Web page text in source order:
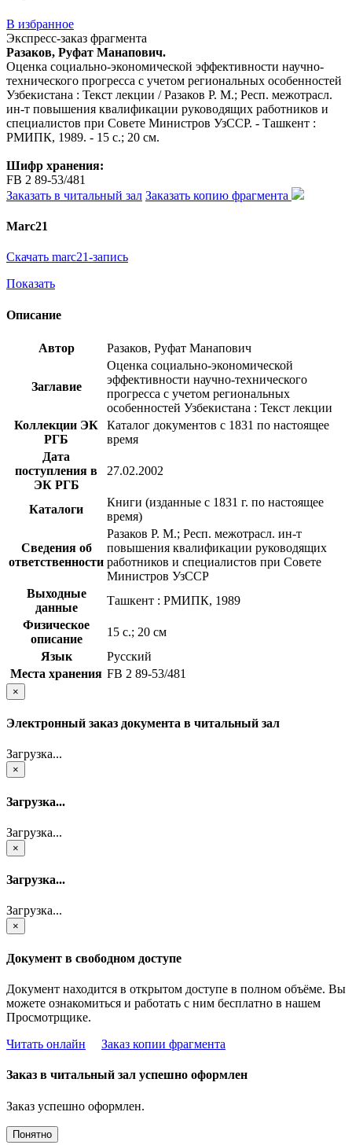
В избранное
Экспресс-заказ фрагмента
Разаков, Руфат Манапович.
Оценка социально-экономической эффективности научно-
технического прогресса с учетом региональных особенностей
Узбекистана : Текст лекции / Разаков Р. М.; Респ. межотрасл.
ин-т повышения квалификации руководящих работников и
специалистов при Совете Министров УзССР. - Ташкент :
РМИПК, 1989. - 15 с.; 20 см.
Шифр хранения:
FB 2 89-53/481
Заказать в читальный зал Заказать копию фрагмента
Marc21
Скачать marc21-запись
Показать
Описание
Автор Разаков, Руфат Манапович
Заглавие
Оценка социально-экономической
эффективности научно-технического
прогресса с учетом региональных
особенностей Узбекистана : Текст лекции
Коллекции ЭК
РГБ
Каталог документов с 1831 по настоящее
время
Дата
поступления в
ЭК РГБ
27.02.2002
Каталоги
Книги (изданные с 1831 г. по настоящее
время)
Сведения об
ответственности
Разаков Р. М.; Респ. межотрасл. ин-т
повышения квалификации руководящих
работников и специалистов при Совете
Министров УзССР
Выходные
данные
Ташкент : РМИПК, 1989
Физическое
описание
15 с.; 20 см
Язык
Русский
Места хранения FB 2 89-53/481
×
Электронный заказ документа в читальный зал
Загрузка...
×
Загрузка...
Загрузка...
×
Загрузка...
Загрузка...
×
Документ в свободном доступе
Документ находится в открытом доступе в полном объёме. Вы
можете ознакомиться и работать с ним бесплатно в нашем
Просмотрщике.
Читать онлайн
Заказ копии фрагмента
Заказ в читальный зал успешно оформлен
Заказ успешно оформлен.
Понятно